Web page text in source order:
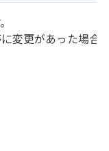
変更があった場合